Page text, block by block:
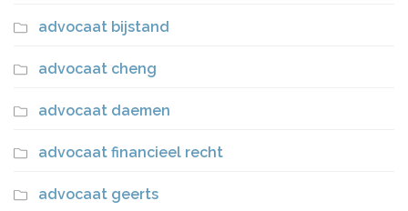
advocaat bijstand
advocaat cheng
advocaat daemen
advocaat financieel recht
advocaat geerts